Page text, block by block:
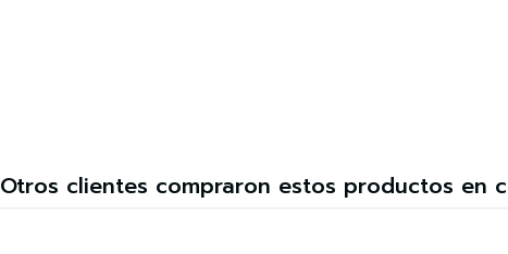
Otros clientes compraron estos productos en